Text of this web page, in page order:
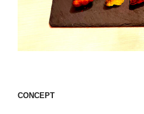
CONCEPT